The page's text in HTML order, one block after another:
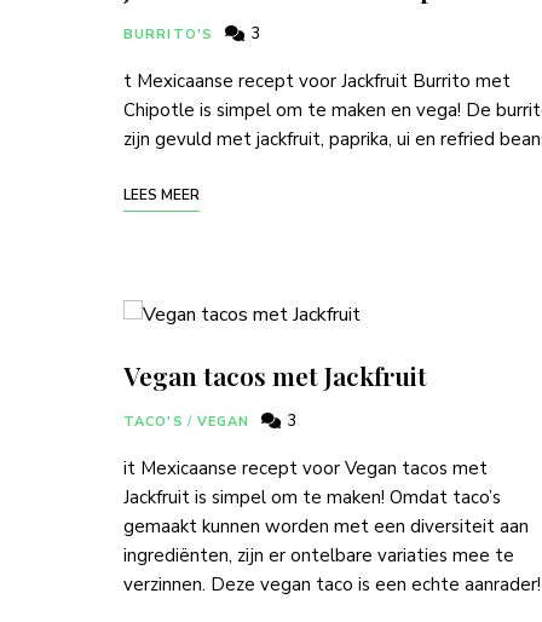
BURRITO'S 3
t Mexicaanse recept voor Jackfruit Burrito met
Chipotle is simpel om te maken en vega! De
zijn gevuld met jackfruit, paprika, ui en refried
LEES MEER
Vegan tacos met Jackfruit
TACO'S / VEGAN 3
it Mexicaanse recept voor Vegan tacos met
Jackfruit is simpel om te maken! Omdat taco’s
gemaakt kunnen worden met een diversiteit aan
ingrediënten, zijn er ontelbare variaties mee te
verzinnen. Deze vegan taco is een echte aanrader!